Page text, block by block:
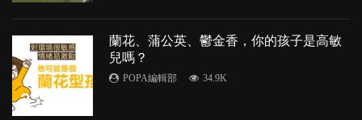
3
蘭花、蒲公英、鬱金香，你的孩子是高敏
兒嗎？
POPA編輯部 34.9K